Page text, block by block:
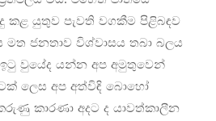
කළ යුතුව පැවති වගකීම පිළිබඳව
ජනතාව විශ්වාසය තබා බලය
වුයේද යන්න අප අමුතුවෙන්
ලෙස අප අත්විඳි බොහෝ
කාරණා අදට ද යාවත්කාලීන